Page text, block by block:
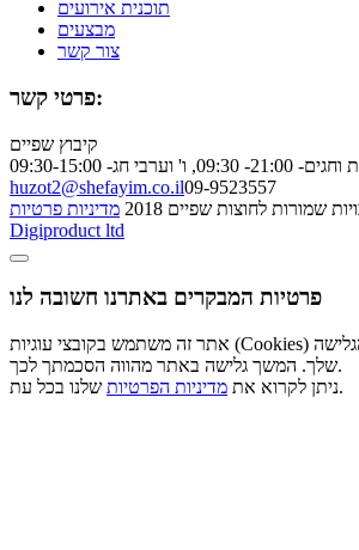
תוכנית אירועים
מבצעים
צור קשר
פרטי קשר:
קיבוץ שפיים
וערבי חג- 09:30-15:00
huzot2@shefayim.co.il09-9523557
שמורות לחוצות שפיים 2018
מדיניות פרטיות
Digiproduct ltd
פרטיות המבקרים באתרנו חשובה לנו
אתר זה משתמש בקובצי עוגיות (Cookies) כדי לשפר את חוויית הגלישה
שלך. המשך גלישה באתר מהווה הסכמתך לכך.
ניתן לקרוא את מדיניות הפרטיות שלנו בכל עת.